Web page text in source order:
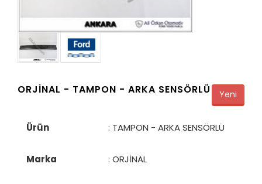
ORJİNAL - TAMPON - ARKA SENSÖRLÜ Yeni
Ürün : TAMPON - ARKA SENSÖRLÜ
Marka : ORJİNAL